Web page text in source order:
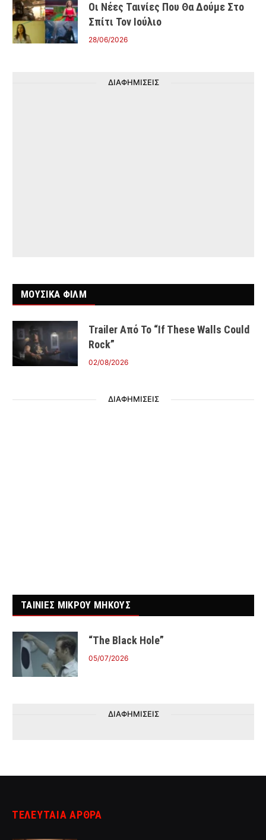
Οι Νέες Ταινίες Που Θα Δούμε Στο
Σπίτι Τον Ιούλιο
28/06/2026
ΔΙΑΦΗΜΙΣΕΙΣ
ΜΟΥΣΙΚΑ ΦΙΛΜ
Trailer Από Το “If These Walls Could
Rock”
02/08/2026
ΔΙΑΦΗΜΙΣΕΙΣ
ΤΑΙΝΙΕΣ ΜΙΚΡΟΥ ΜΗΚΟΥΣ
“The Black Hole”
05/07/2026
ΔΙΑΦΗΜΙΣΕΙΣ
ΤΕΛΕΥΤΑΙΑ ΑΡΘΡΑ